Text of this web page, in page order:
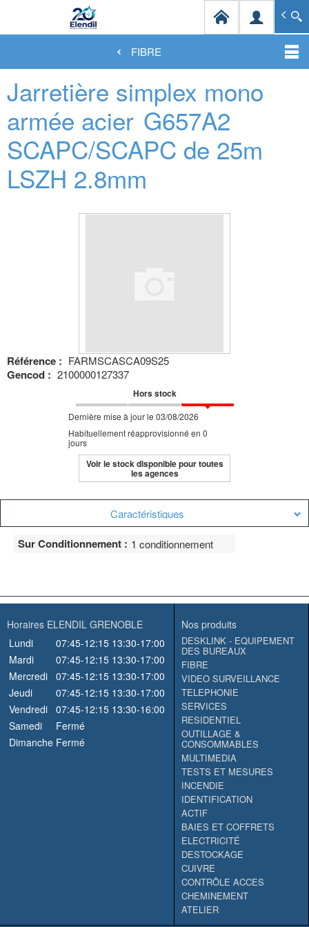
contenu
principal
Spécialiste en infrastructures et solutions de
FIBRE
Jarretière simplex mono
armée acier G657A2
SCAPC/SCAPC de 25m
LSZH 2.8mm
Référence : FARMSCASCA09S25
Gencod : 2100000127337
Hors stock
Dernière mise à jour le 03/08/2026
Habituellement réapprovisionné en 0
jours
Voir le stock disponible pour toutes
les agences
Caractéristiques
Sur Conditionnement : 1 conditionnement
Horaires ELENDIL GRENOBLE
Lundi
07:45-12:15 13:30-17:00
Mardi
07:45-12:15 13:30-17:00
Mercredi 07:45-12:15 13:30-17:00
Jeudi
07:45-12:15 13:30-17:00
Vendredi 07:45-12:15 13:30-16:00
Samedi
Fermé
Dimanche Fermé
Nos produits
DESKLINK - EQUIPEMENT
DES BUREAUX
FIBRE
VIDEO SURVEILLANCE
TELEPHONIE
SERVICES
RESIDENTIEL
OUTILLAGE &
CONSOMMABLES
MULTIMEDIA
TESTS ET MESURES
INCENDIE
IDENTIFICATION
ACTIF
BAIES ET COFFRETS
ELECTRICITÉ
DESTOCKAGE
CUIVRE
CONTRÔLE ACCES
CHEMINEMENT
ATELIER